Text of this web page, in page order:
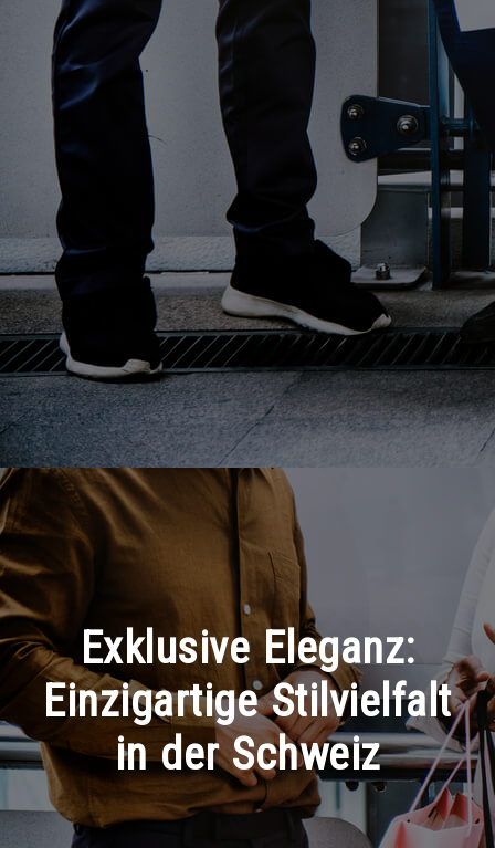
Exklusive Eleganz:
Einzigartige Stilvielfalt
in der Schweiz